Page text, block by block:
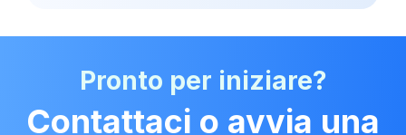
Pronto per iniziare?
Contattaci o avvia una